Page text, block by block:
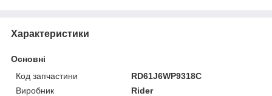
Характеристики
Основні
Код запчастини
RD61J6WP9318C
Виробник
Rider